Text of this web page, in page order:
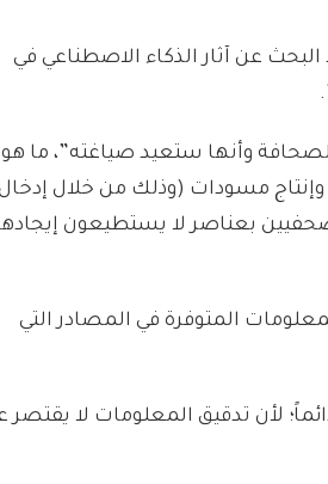
عن آثار الذكاء الاصطناعي في
وأنها ستعيد صياغته”، ما هو
مسودات (وذلك من خلال
بعناصر لا يستطيعون
المتوفرة في المصادر التي
لأن تدقيق المعلومات لا يقتصر